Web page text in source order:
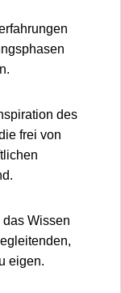
des
frei von
Wissen
eigen.